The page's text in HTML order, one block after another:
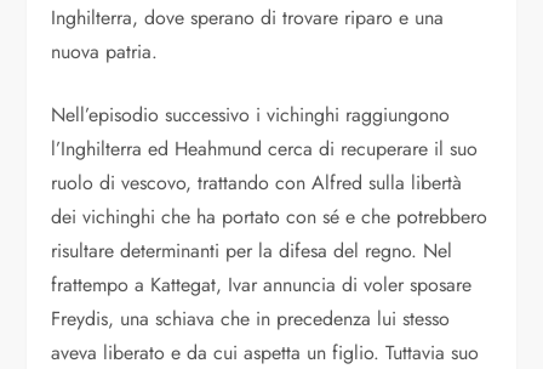
Inghilterra, dove sperano di trovare riparo e una
nuova patria.
Nell’episodio successivo i vichinghi raggiungono
l’Inghilterra ed Heahmund cerca di recuperare il suo
ruolo di vescovo, trattando con Alfred sulla libertà
dei vichinghi che ha portato con sé e che potrebbero
risultare determinanti per la difesa del regno. Nel
frattempo a Kattegat, Ivar annuncia di voler sposare
Freydis, una schiava che in precedenza lui stesso
aveva liberato e da cui aspetta un figlio. Tuttavia suo